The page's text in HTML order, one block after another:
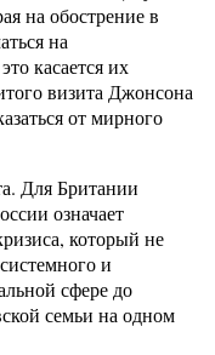
на обострение в
на
касается их
визита Джонсона
от мирного
Для Британии
означает
который не
и
сфере до
семьи на одном